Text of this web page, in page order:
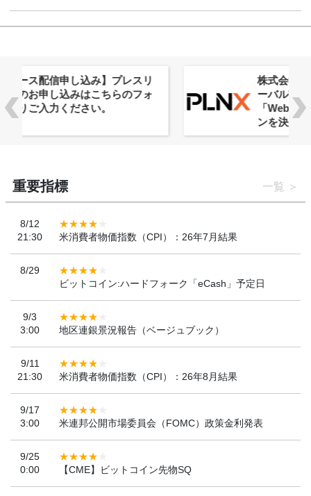
株式会社PlnX、アジア最大級のグロ
ーバルWeb3カンファレンス
「WebX2026」とのコラボレーショ
重要指標 一覧
8/12
21:30
米消費者物価指数（CPI）：26年7月結果
8/29
ビットコイン:ハードフォーク「eCash」予定日
9/3
3:00
地区連銀景況報告（ベージュブック）
9/11
21:30
米消費者物価指数（CPI）：26年8月結果
9/17
3:00
米連邦公開市場委員会（FOMC）政策金利発表
9/25
0:00
【CME】ビットコイン先物SQ